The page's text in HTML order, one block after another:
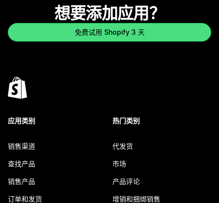
想要添加应用？
免费试用 Shopify 3 天
应用类别
销售渠道
查找产品
销售产品
订单和发货
热门类别
代发货
市场
产品评论
增销和捆绑销售